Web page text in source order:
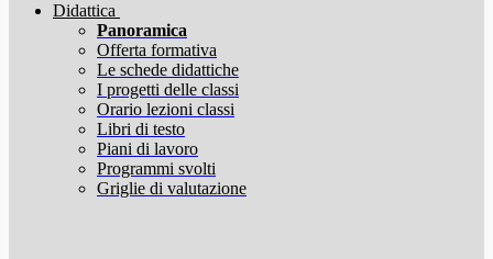
Didattica
Panoramica
Offerta formativa
Le schede didattiche
I progetti delle classi
Orario lezioni classi
Libri di testo
Piani di lavoro
Programmi svolti
Griglie di valutazione